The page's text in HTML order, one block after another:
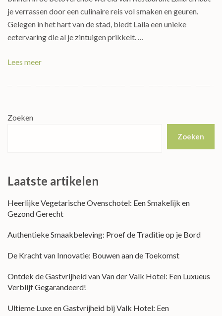
je verrassen door een culinaire reis vol smaken en geuren.
Gelegen in het hart van de stad, biedt Laila een unieke
eetervaring die al je zintuigen prikkelt. …
Lees meer
Zoeken
Zoeken
Laatste artikelen
Heerlijke Vegetarische Ovenschotel: Een Smakelijk en
Gezond Gerecht
Authentieke Smaakbeleving: Proef de Traditie op je Bord
De Kracht van Innovatie: Bouwen aan de Toekomst
Ontdek de Gastvrijheid van Van der Valk Hotel: Een Luxueus
Verblijf Gegarandeerd!
Ultieme Luxe en Gastvrijheid bij Valk Hotel: Een